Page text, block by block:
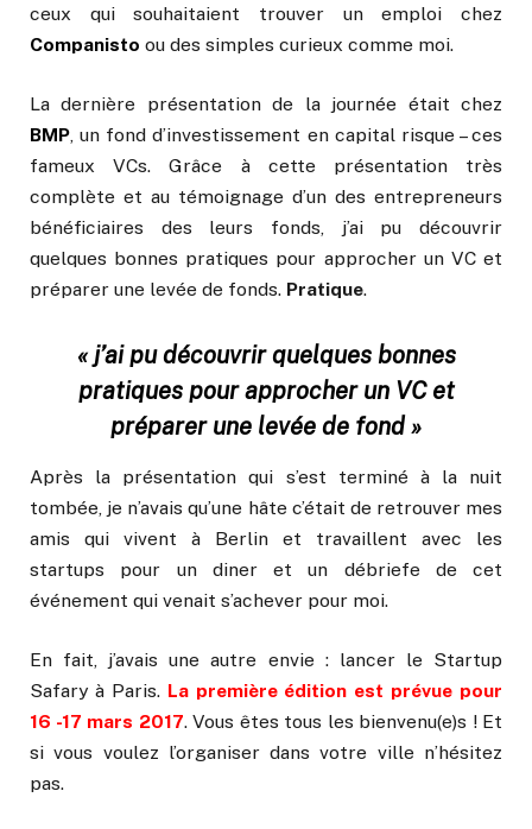
ceux qui souhaitaient trouver un emploi chez
Companisto ou des simples curieux comme moi.
La dernière présentation de la journée était chez
BMP, un fond d’investissement en capital risque – ces
fameux VCs. Grâce à cette présentation très
complète et au témoignage d’un des entrepreneurs
bénéficiaires des leurs fonds, j’ai pu découvrir
quelques bonnes pratiques pour approcher un VC et
préparer une levée de fonds. Pratique.
« j’ai pu découvrir quelques bonnes
pratiques pour approcher un VC et
préparer une levée de fond »
Après la présentation qui s’est terminé à la nuit
tombée, je n’avais qu’une hâte c’était de retrouver mes
amis qui vivent à Berlin et travaillent avec les
startups pour un diner et un débriefe de cet
événement qui venait s’achever pour moi.
En fait, j’avais une autre envie : lancer le Startup
Safary à Paris.La première édition est prévue pour
16 -17 mars 2017. Vous êtes tous les bienvenu(e)s ! Et
si vous voulez l’organiser dans votre ville n’hésitez
pas.